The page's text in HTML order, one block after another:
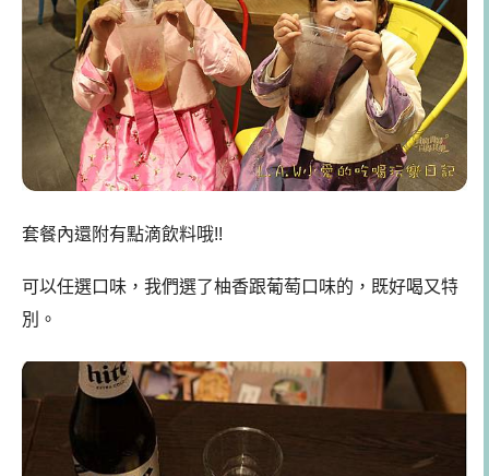
套餐內還附有點滴飲料哦!!
可以任選口味，我們選了柚香跟葡萄口味的，既好喝又特
別。